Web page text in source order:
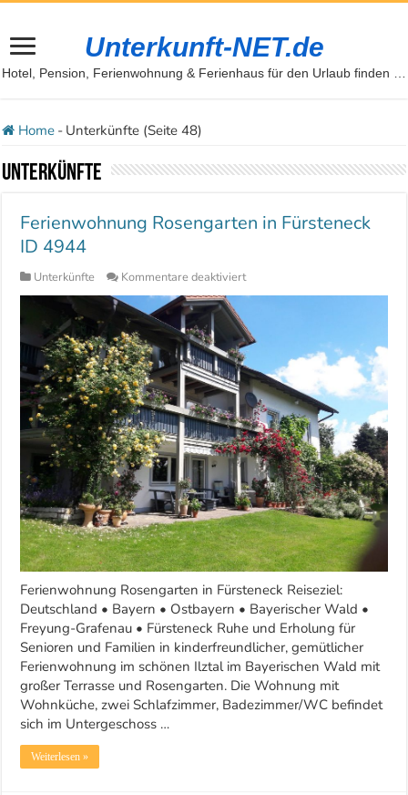
Unterkunft-NET.de
Hotel, Pension, Ferienwohnung & Ferienhaus für den Urlaub finden …
Home - Unterkünfte (Seite 48)
Unterkünfte
Ferienwohnung Rosengarten in Fürsteneck
ID 4944
Unterkünfte Kommentare deaktiviertfür
Ferienwohnung
in
Fürsteneck
ID
4944
Ferienwohnung Rosengarten in Fürsteneck Reiseziel:
Deutschland • Bayern • Ostbayern • Bayerischer Wald •
Freyung-Grafenau • Fürsteneck Ruhe und Erholung für
Senioren und Familien in kinderfreundlicher, gemütlicher
Ferienwohnung im schönen Ilztal im Bayerischen Wald mit
großer Terrasse und Rosengarten. Die Wohnung mit
Wohnküche, zwei Schlafzimmer, Badezimmer/WC befindet
sich im Untergeschoss …
Weiterlesen »